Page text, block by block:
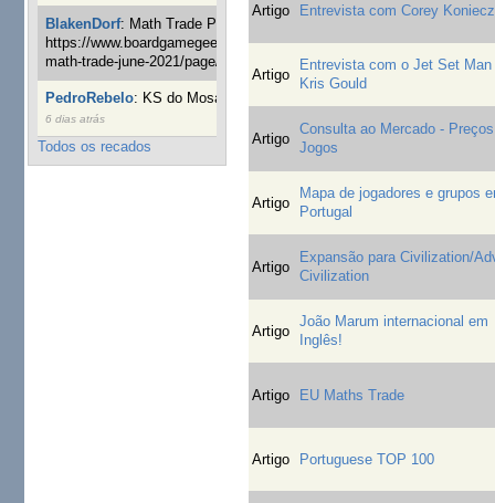
BlakenDorf: Math Trade Portuguesa a decorrer. Aqui:
https://www.boardgamegeek.com/geeklist/286035/portugal-
math-trade-june-2021/page/1
19 semanas 4 dias atrás
PedroRebelo: KS do Mosaic em 10 minutos :)
6 dias atrás
Todos os recados
Artigo Entrevista com Corey
Artigo
Entrevista com o Jet Set Man
Kris Gould
Artigo
Consulta ao Mercado -
Jogos
Artigo
Mapa de jogadores e grupos
Portugal
Artigo
Expansão para Civilization/
Civilization
Artigo
João Marum internacional em
Inglês!
Artigo EU Maths Trade
Artigo Portuguese TOP 100